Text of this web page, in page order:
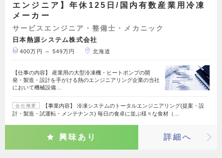
エンジニア】年休125日/国内有数産業用冷凍
メーカー
サービスエンジニア・整備士・メカニック
日本熱源システム株式会社
400万円 ～ 549万円 北海道
【仕事の内容】 産業用の大型冷凍機・ヒートポンプの開
発・製造・設計を手がける熱のエンジニアリング企業の当社
において機械設備…
会社概要
【事業内容】 冷凍システムのトータルエンジニアリング(提案・設
計・製造・試運転・メンテナンス) 毎日の食卓に並ぶ様々な食材（…
興味あり 詳細へ